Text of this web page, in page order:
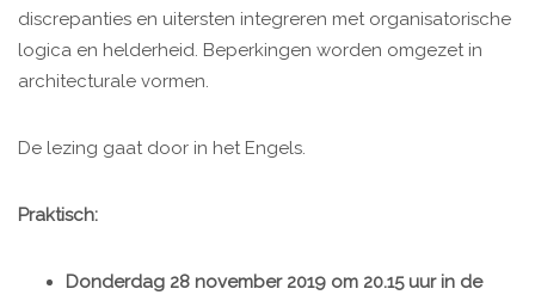
discrepanties en uitersten integreren met organisatorische
logica en helderheid. Beperkingen worden omgezet in
architecturale vormen.
De lezing gaat door in het Engels.
Praktisch:
Donderdag 28 november 2019 om 20.15 uur in de